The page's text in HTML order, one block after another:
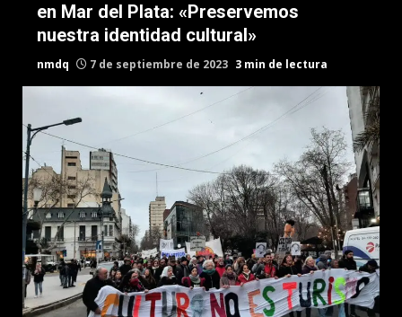
en Mar del Plata: «Preservemos
nuestra identidad cultural»
nmdq 7 de septiembre de 2023 3 min de lectura